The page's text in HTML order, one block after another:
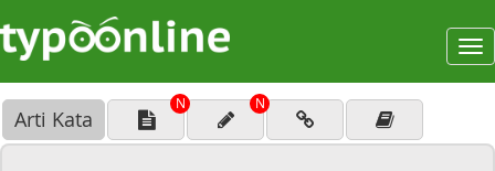
Arti Kata
N N